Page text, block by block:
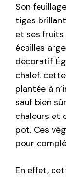
Son
tiges
et ses fruits
écailles
décoratif.
chalef,
plantée à
sauf bien
chaleurs et
pot. Ces
pour
En effet,